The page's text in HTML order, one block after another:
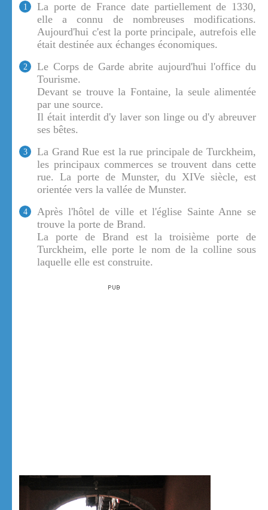
1
La porte de France date partiellement de 1330,
elle a connu de nombreuses modifications.
Aujourd'hui c'est la porte principale, autrefois elle
était destinée aux échanges économiques.
2
Le Corps de Garde abrite aujourd'hui l'office du
Tourisme.
Devant se trouve la Fontaine, la seule alimentée
par une source.
Il était interdit d'y laver son linge ou d'y abreuver
ses bêtes.
3
La Grand Rue est la rue principale de Turckheim,
les principaux commerces se trouvent dans cette
rue. La porte de Munster, du XIVe siècle, est
orientée vers la vallée de Munster.
4
Après l'hôtel de ville et l'église Sainte Anne se
trouve la porte de Brand.
La porte de Brand est la troisième porte de
Turckheim, elle porte le nom de la colline sous
laquelle elle est construite.